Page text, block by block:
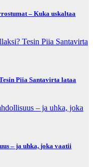
– Kuka uskaltaa
Piia Santavirta lataa
– ja uhka, joka vaatii